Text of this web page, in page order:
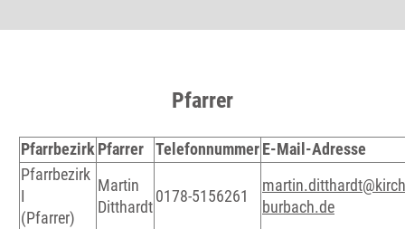
Pfarrer
Pfarrbezirk Pfarrer TelefonnummerE-Mail-Adresse
Pfarrbezirk
I
(Pfarrer)
Martin
Ditthardt
0178-5156261
burbach.de